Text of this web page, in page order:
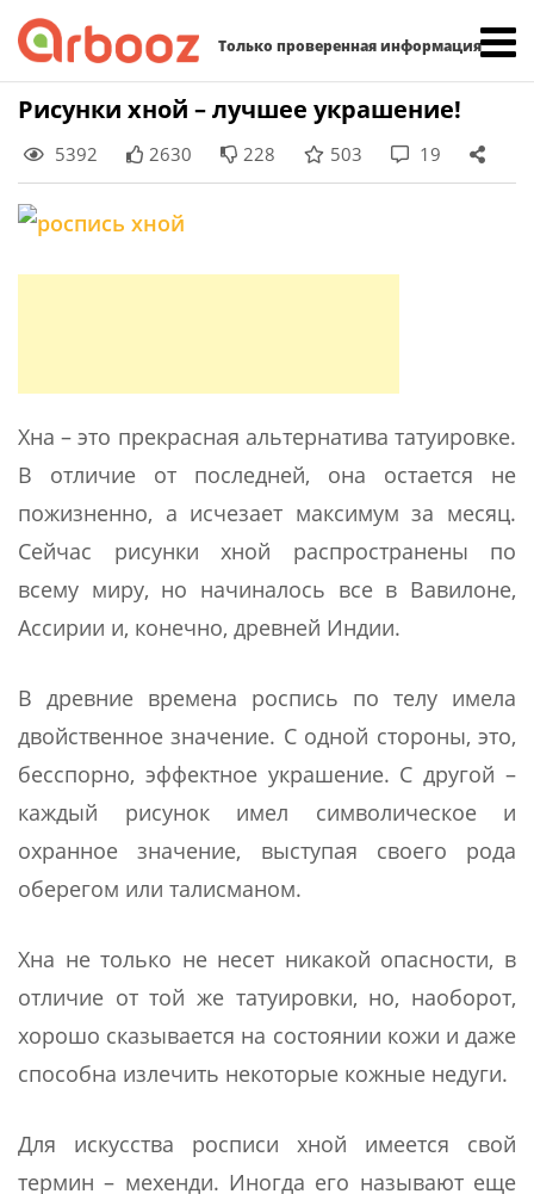
Только проверенная информация
Skip
content
Рисунки хной – лучшее украшение!
5392 2630 228 503 19
Хна – это прекрасная альтернатива татуировке.
В отличие от последней, она остается не
пожизненно, а исчезает максимум за месяц.
Сейчас рисунки хной распространены по
всему миру, но начиналось все в Вавилоне,
Ассирии и, конечно, древней Индии.
В древние времена роспись по телу имела
двойственное значение. С одной стороны, это,
бесспорно, эффектное украшение. С другой –
каждый рисунок имел символическое и
охранное значение, выступая своего рода
оберегом или талисманом.
Хна не только не несет никакой опасности, в
отличие от той же татуировки, но, наоборот,
хорошо сказывается на состоянии кожи и даже
способна излечить некоторые кожные недуги.
Для искусства росписи хной имеется свой
термин – мехенди. Иногда его называют еще
Найти: